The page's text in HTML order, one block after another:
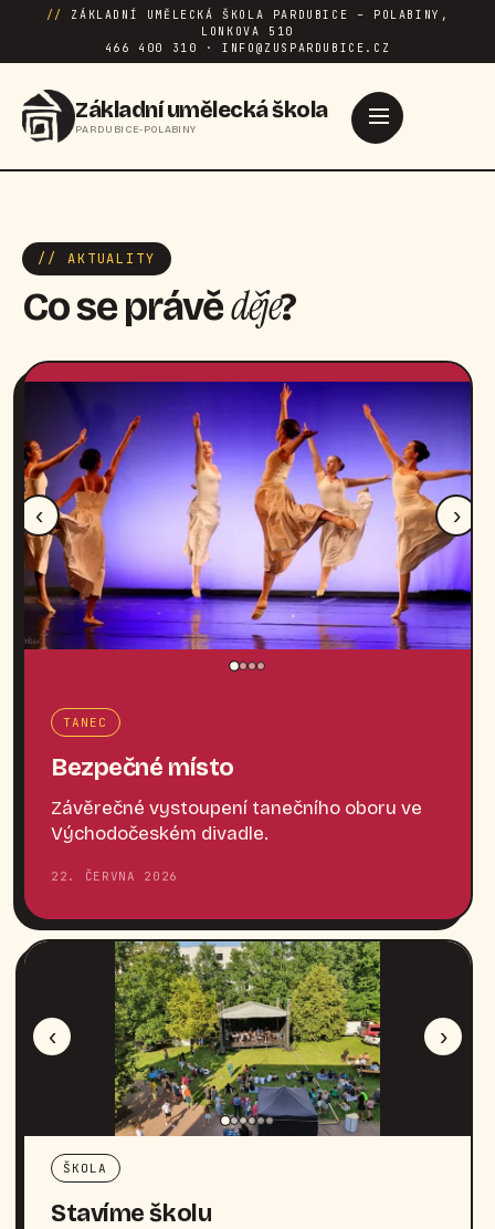
//
ZÁKLADNÍ UMĚLECKÁ ŠKOLA PARDUBICE – POLABINY,
LONKOVA 510
466 400 310 · INFO@ZUSPARDUBICE.CZ
Základní umělecká škola
PARDUBICE-POLABINY
// AKTUALITY
Co se právěděje?
‹ ›
TANEC
Bezpečné místo
Závěrečné vystoupení tanečního oboru ve
Východočeském divadle.
22. ČERVNA 2026
‹ ›
ŠKOLA
Stavíme školu